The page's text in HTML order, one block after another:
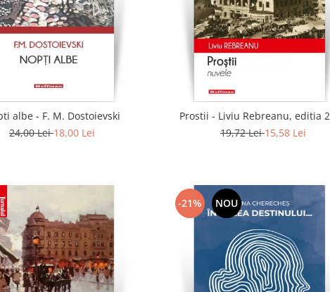
albe - F. M. Dostoievski
24,00 Lei18,00 Lei
Prostii - Liviu Rebreanu, editia
19,72 Lei15,58 Lei
-21% NOU